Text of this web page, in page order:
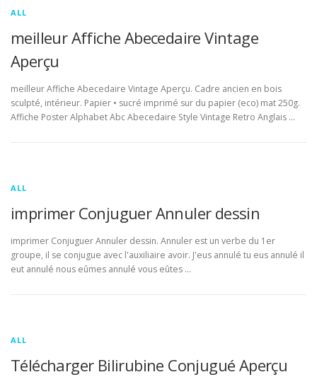
ALL
meilleur Affiche Abecedaire Vintage
Aperçu
meilleur Affiche Abecedaire Vintage Aperçu. Cadre ancien en bois
sculpté, intérieur. Papier • sucré imprimé sur du papier (eco) mat 250g.
Affiche Poster Alphabet Abc Abecedaire Style Vintage Retro Anglais …
ALL
imprimer Conjuguer Annuler dessin
imprimer Conjuguer Annuler dessin. Annuler est un verbe du 1er
groupe, il se conjugue avec l'auxiliaire avoir. J'eus annulé tu eus annulé il
eut annulé nous eûmes annulé vous eûtes …
ALL
Télécharger Bilirubine Conjugué Aperçu